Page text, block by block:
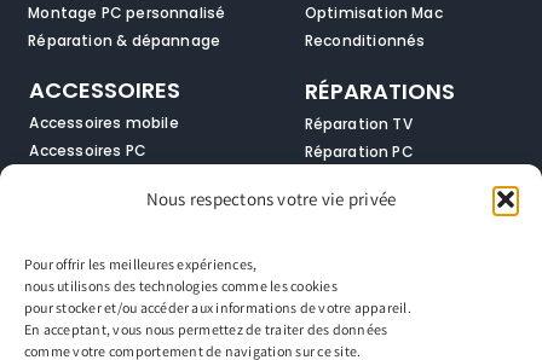
Nous respectons votre vie privée
Pour offrir les meilleures expériences,
nous utilisons des technologies comme les cookies
pour stocker et/ou accéder aux informations de votre appareil.
En acceptant, vous nous permettez de traiter des données
comme votre comportement de navigation sur ce site.
Montage PC personnalisé
Réparation & dépannage
ACCESSOIRES
Accessoires mobile
Accessoires PC
Solutions réseau
Optimisation Mac
Reconditionnés
RÉPARATIONS
Réparation TV
Réparation PC
Réparation Macbook
SERVICES
Support & entretien
Service de nettoyage
SMARTPHONES
Smartphones neufs
Réparation mobile